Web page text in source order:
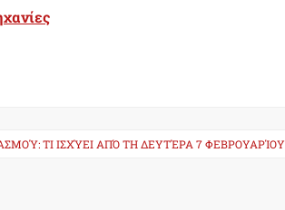
ΤΙ ΙΣΧΎΕΙ ΑΠΌ ΤΗ ΔΕΥΤΈΡΑ 7 ΦΕΒΡΟΥΑΡΊΟΥ